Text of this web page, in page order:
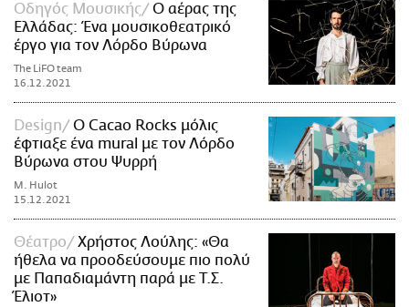
Οδηγός Μουσικής
Ο αέρας της
Ελλάδας: Ένα μουσικοθεατρικό
έργο για τον Λόρδο Βύρωνα
The LiFO team
16.12.2021
Design
Ο Cacao Rocks μόλις
έφτιαξε ένα mural με τον Λόρδο
Βύρωνα στου Ψυρρή
M. Hulot
15.12.2021
Θέατρο
Χρήστος Λούλης: «Θα
ήθελα να προοδεύσουμε πιο πολύ
με Παπαδιαμάντη παρά με Τ.Σ.
Έλιοτ»